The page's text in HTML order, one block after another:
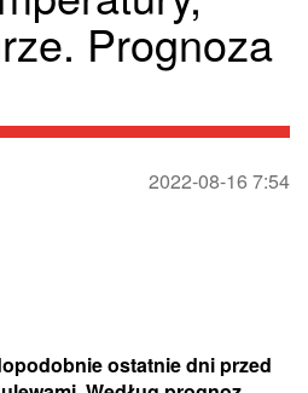
Prognoza
2022-08-16 7:54
ostatnie dni przed